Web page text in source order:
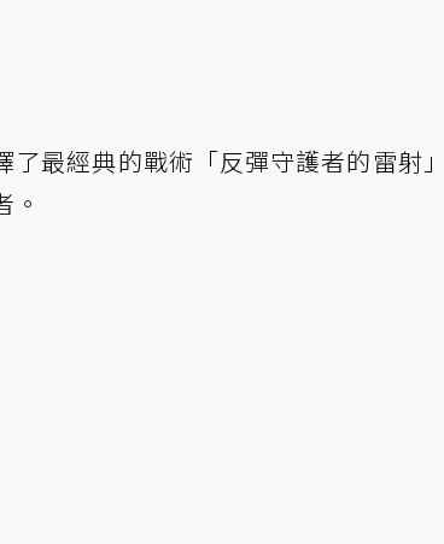
最經典的戰術「反彈守護者的雷射
。